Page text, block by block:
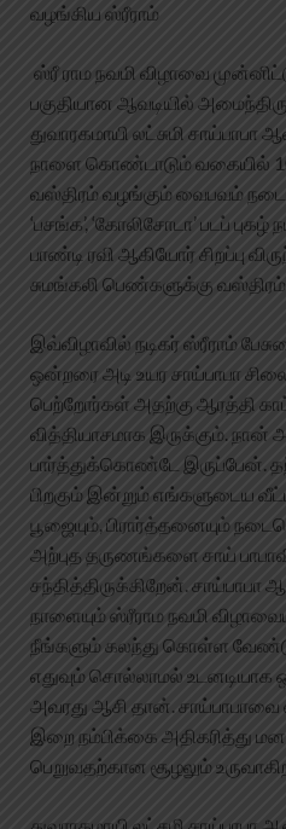
வழங்கிய ஸ்ரீராம்
ஸ்ரீ ராம நவமி விழாவை
பகுதியான ஆவடியில்
துவாரகமாயி லட்சுமி சாய்பாபா
நாளை கொண்டாடும் வகையில்
வஸ்திரம் வழங்கும் வைபவம்
‘பசங்க’, ‘கோலிசோடா’ படப் புகழ்
பாண்டி ரவி ஆகியோர் சிறப்பு
சுமங்கலி பெண்களுக்கு
இவ்விழாவில் நடிகர் ஸ்ரீராம்
ஒன்றரை அடி உயர சாய்பாபா
பெற்றோர்கள் அதற்கு ஆரத்தி
வித்தியாசமாக இருக்கும்.
பார்த்துக்கொண்டே இருப்பேன்.
பிறகும் இன்றும் எங்களுடைய
பூஜையும், பிரார்த்தனையும்
அற்புத தருணங்களை சாய்
சந்தித்திருக்கிறேன்.
நாளையும் ஸ்ரீராம நவமி
நீங்களும் கலந்து கொள்ள
எதுவும் சொல்லாமல்
அவரது ஆசி தான்.
இறை நம்பிக்கை அதிகரித்து மன
பெறுவதற்கான சூழலும்